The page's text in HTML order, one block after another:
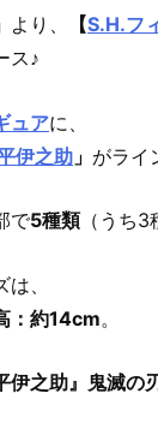
より、 【S.H.フ
ス♪
ュアに、
伊之助 」 がライ
で5種類（うち3
、
：約14cm。
之助』鬼滅の